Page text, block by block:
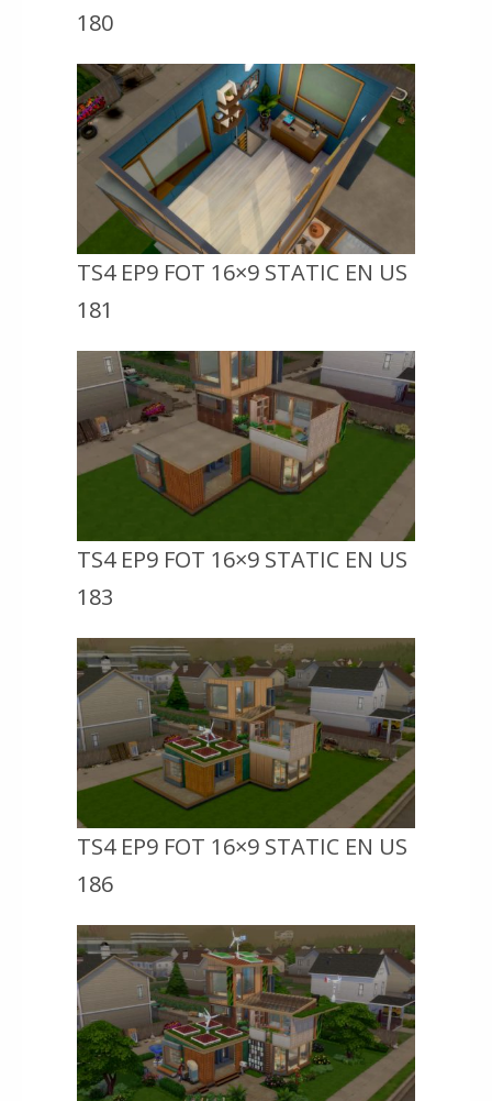
180
TS4 EP9 FOT 16×9 STATIC EN US
181
TS4 EP9 FOT 16×9 STATIC EN US
183
TS4 EP9 FOT 16×9 STATIC EN US
186